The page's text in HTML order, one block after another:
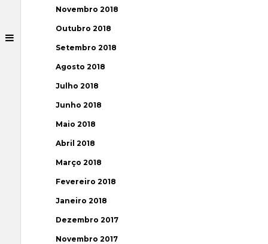
Novembro 2018
Outubro 2018
Setembro 2018
Agosto 2018
Julho 2018
Junho 2018
Maio 2018
Abril 2018
Março 2018
Fevereiro 2018
Janeiro 2018
Dezembro 2017
Novembro 2017